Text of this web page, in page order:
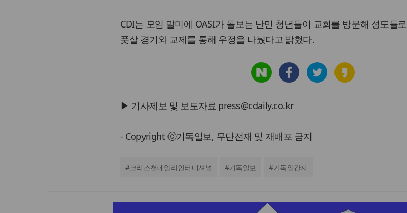
CDI는 모임 말미에 OASI가 돌보는 난민 청년들이 교회를 방문해 성도들
풋살 경기와 교제를 통해 우정을 나눴다고 밝혔다.
▶ 기사제보 및 보도자료 press@cdaily.co.kr
- Copyright ⓒ기독일보, 무단전재 및 재배포 금지
#크리스천데일리인터내셔널 #기독일보 #기독일간지